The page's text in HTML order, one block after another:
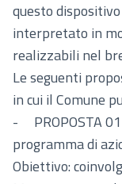
questo
interpretato in
realizzabili nel
Le seguenti
in cui il Comune
- PROPOSTA
programma di
Obiettivo: